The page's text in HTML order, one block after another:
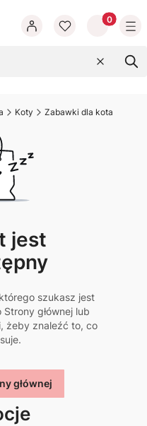
Produkty
Wyczyść
Koty Zabawki dla kota
jest
szukasz jest
głównej lub
żeby znaleźć to, co
głównej